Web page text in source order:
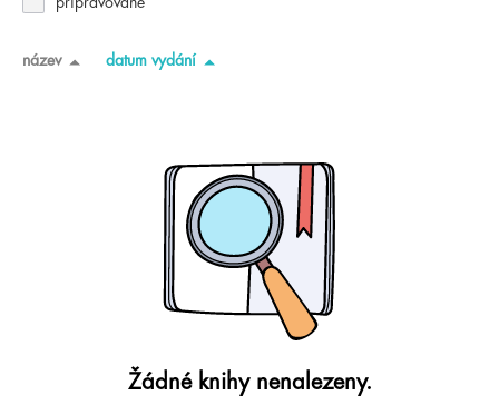
název datum vydání
Žádné knihy nenalezeny.